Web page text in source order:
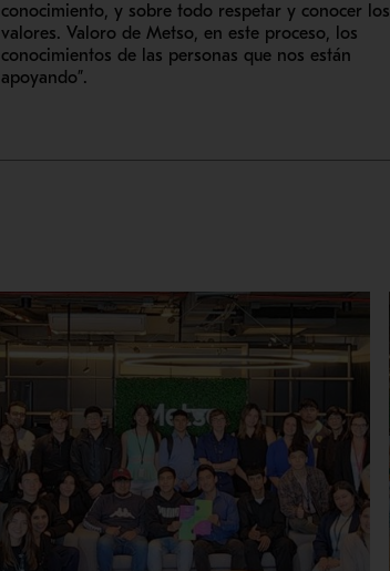
conocimiento, y sobre todo respetar y conocer los
valores. Valoro de Metso, en este proceso, los
conocimientos de las personas que nos están
apoyando”.